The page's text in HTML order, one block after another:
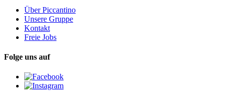
Über Piccantino
Unsere Gruppe
Kontakt
Freie Jobs
Folge uns auf